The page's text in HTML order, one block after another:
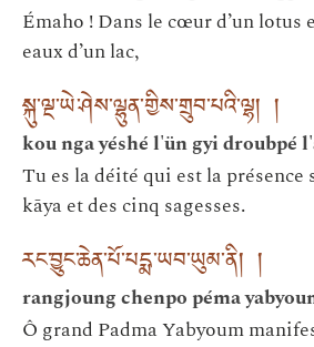
Émaho ! Dans le cœur d’un lotus
eaux d’un lac,
སྐུ་ལྔ་ཡེ་ཤེས་ལྷུན་གྱིས་གྲུབ་པའི་ལྷ། །
kou nga yéshé l'ün gyi droubpé
Tu es la déité qui est la présence
kāya et des cinq sagesses.
རང་བྱུང་ཆེན་པོ་པདྨ་ཡབ་ཡུམ་ནི། །
rangjoung chenpo péma
Ô grand Padma Yabyoum